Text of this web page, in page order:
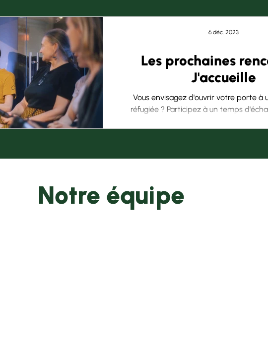
Les prochaines
J'accueille
Vous envisagez d'ouvrir votre porte à
réfugiée ? Participez à un temps
6 déc. 2023
Notre équipe